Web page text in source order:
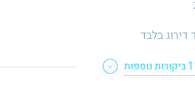
בלבד
ביקורות נוספות